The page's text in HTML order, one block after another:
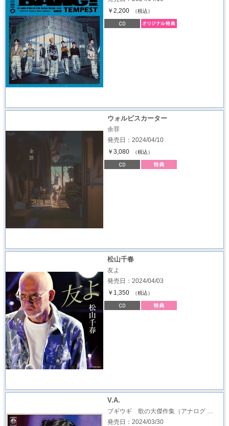
￥2,200
（税込）
ウォルピスカーター
余罪
発売日：2024/04/10
￥3,080
（税込）
松山千春
友よ
発売日：2024/04/03
￥1,350
（税込）
V.A.
ブギウギ 歌の大傑作集（アナログ …
発売日：2024/03/30